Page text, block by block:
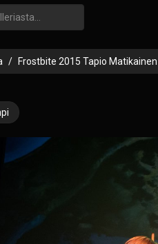
Frostbite 2015 Tapio Matikainen